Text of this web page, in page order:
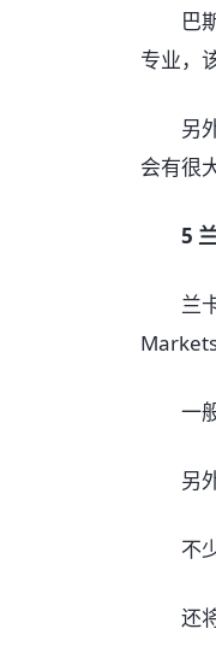
巴斯
专业，
另外
会有很
5
兰卡
一般
另外
不少
还将